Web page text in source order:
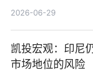
备案公示剧目197
2026-06-29
凯投宏观：印尼
市场地位的风险